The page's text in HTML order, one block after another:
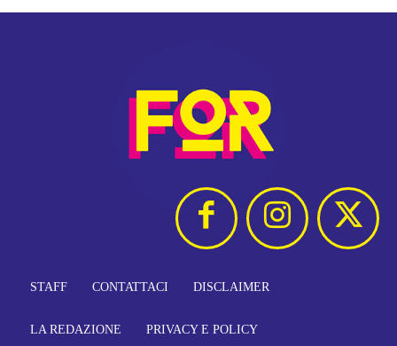
STAFF CONTATTACI DISCLAIMER
LA REDAZIONE PRIVACY E POLICY